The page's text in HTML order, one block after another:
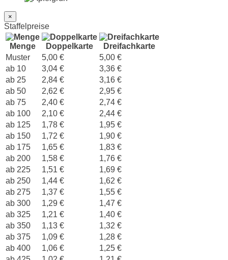
×
Staffelpreise
Menge Doppelkarte
Dreifachkarte
Muster
5,00 €
5,00 €
ab 10
3,04 €
3,36 €
ab 25
2,84 €
3,16 €
ab 50
2,62 €
2,95 €
ab 75
2,40 €
2,74 €
ab 100
2,10 €
2,44 €
ab 125
1,78 €
1,95 €
ab 150
1,72 €
1,90 €
ab 175
1,65 €
1,83 €
ab 200
1,58 €
1,76 €
ab 225
1,51 €
1,69 €
ab 250
1,44 €
1,62 €
ab 275
1,37 €
1,55 €
ab 300
1,29 €
1,47 €
ab 325
1,21 €
1,40 €
ab 350
1,13 €
1,32 €
ab 375
1,09 €
1,28 €
ab 400
1,06 €
1,25 €